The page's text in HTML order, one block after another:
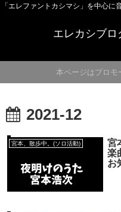
「エレファントカシマシ」を中心
エレカシブロ
本ページはプロモ
2021-12
宮本、散歩中。(ソロ活動)
宮
楽
お